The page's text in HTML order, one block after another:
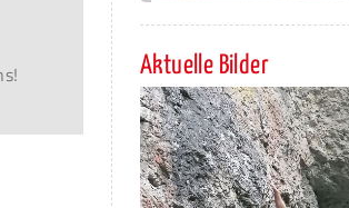
Aktuelle Bilder